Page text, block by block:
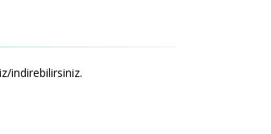
indirebilirsiniz.